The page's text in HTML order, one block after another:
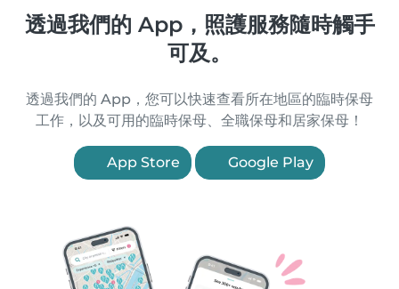
透過我們的 App，照護服務隨時觸手
可及。
透過我們的 App，您可以快速查看所在地區的臨時保母
工作，以及可用的臨時保母、全職保母和居家保母！
App Store Google Play